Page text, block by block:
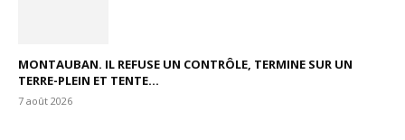
MONTAUBAN. IL REFUSE UN CONTRÔLE, TERMINE SUR UN
TERRE-PLEIN ET TENTE...
7 août 2026